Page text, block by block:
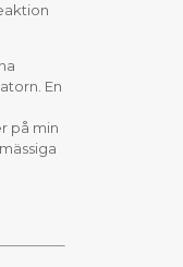
En
på min